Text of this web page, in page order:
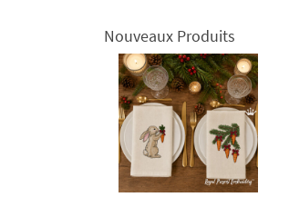
Nouveaux Produits